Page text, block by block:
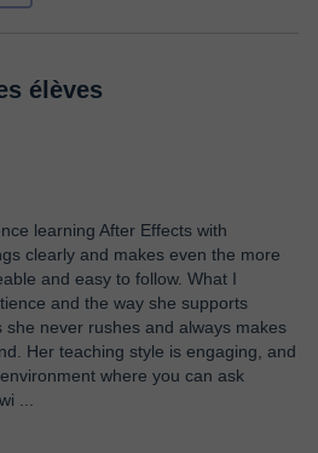
élèves
learning After Effects with
clearly and makes even the more
and easy to follow. What I
and the way she supports
never rushes and always makes
Her teaching style is engaging, and
where you can ask